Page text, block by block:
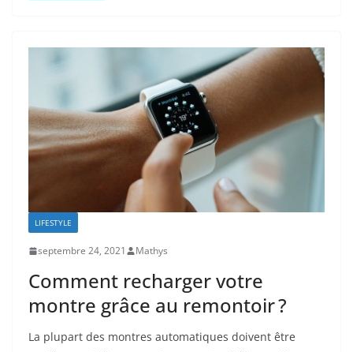
LIFESTYLE
septembre 24, 2021 Mathys
Comment recharger votre
montre grâce au remontoir ?
La plupart des montres automatiques doivent être